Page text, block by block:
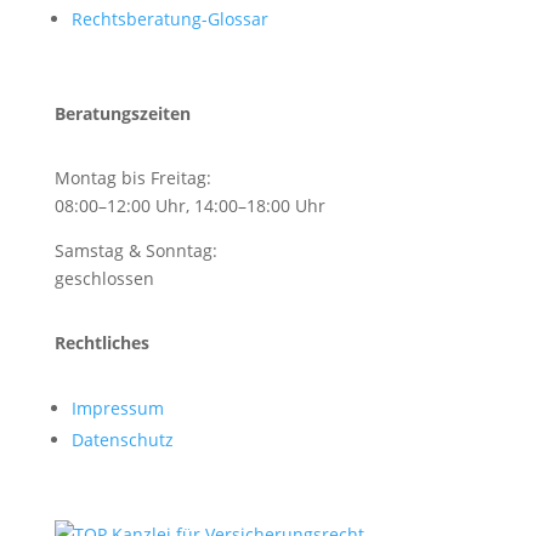
Rechtsberatung-Glossar
Beratungszeiten
Montag bis Freitag:
08:00–12:00 Uhr, 14:00–18:00 Uhr
Samstag & Sonntag:
geschlossen
Rechtliches
Impressum
Datenschutz